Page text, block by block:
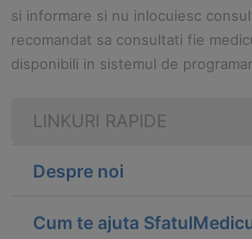
si informare si nu inlocuiesc
recomandat sa consultati fie
disponibili in sistemul de
LINKURI RAPIDE
Despre noi
Cum te ajuta